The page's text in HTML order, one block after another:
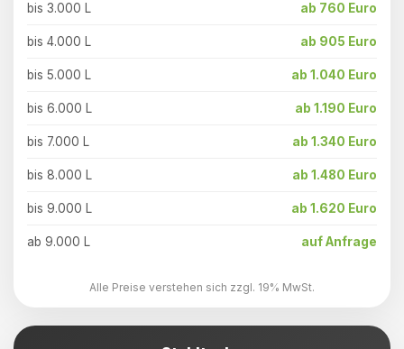
bis 3.000 L ab 760 Euro
bis 4.000 L ab 905 Euro
bis 5.000 L ab 1.040 Euro
bis 6.000 L ab 1.190 Euro
bis 7.000 L ab 1.340 Euro
bis 8.000 L ab 1.480 Euro
bis 9.000 L ab 1.620 Euro
ab 9.000 L auf Anfrage
Alle Preise verstehen sich zzgl. 19% MwSt.